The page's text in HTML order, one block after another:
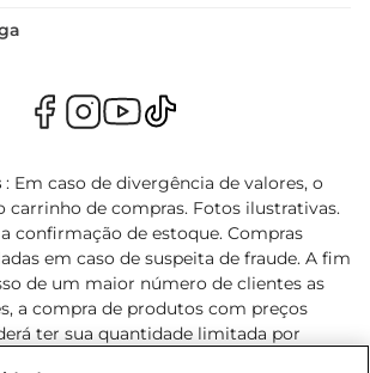
: Em caso de divergência de valores, o
carrinho de compras. Fotos ilustrativas.
confirmação de estoque. Compras
em caso de suspeita de fraude. A fim
de um maior número de clientes as
a compra de produtos com preços
ter sua quantidade limitada por